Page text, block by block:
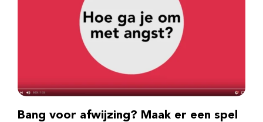
Bang voor afwijzing? Maak er een spel